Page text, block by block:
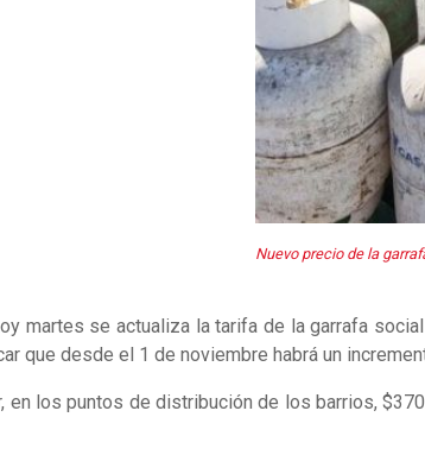
Nuevo precio de la
martes se actualiza la tarifa de la garrafa
que desde el 1 de noviembre habrá un
los puntos de distribución de los barrios,